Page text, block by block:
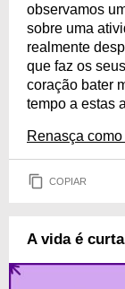
observamos
sobre uma
realmente
que faz os
coração bater
tempo a estas
Renasça
COPIAR
A vida é curta